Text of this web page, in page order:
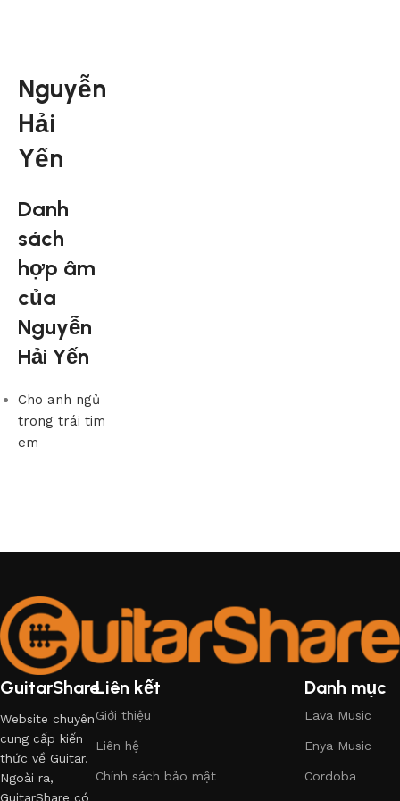
Nguyễn
Hải
Yến
Danh
sách
hợp âm
của
Nguyễn
Hải Yến
Cho anh ngủ
trong trái tim
em
GuitarShare
Website chuyên
cung cấp kiến
thức về Guitar.
Ngoài ra,
GuitarShare có
Liên kết
Giới thiệu
Liên hệ
Chính sách bảo mật
Danh mục
Lava Music
Enya Music
Cordoba